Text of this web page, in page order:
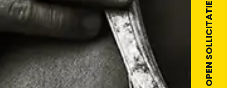
OPEN SOLLICITATIE